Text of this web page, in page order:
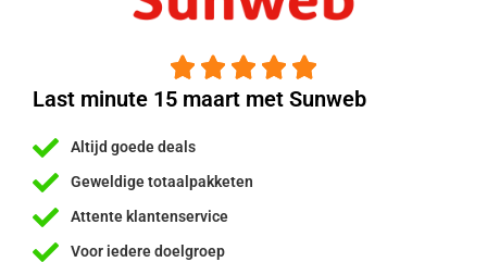
    
Last minute 15 maart met Sunweb
Altijd goede deals
Geweldige totaalpakketen
Attente klantenservice
Voor iedere doelgroep